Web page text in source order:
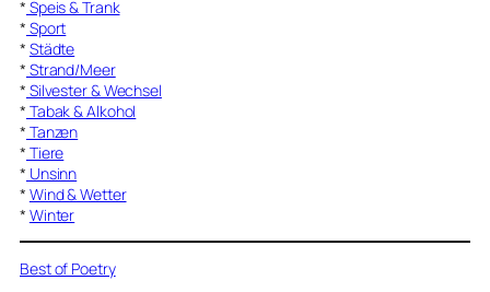
* Speis & Trank
* Sport
* Städte
* Strand/Meer
* Silvester & Wechsel
* Tabak & Alkohol
* Tanzen
* Tiere
* Unsinn
* Wind & Wetter
* Winter
Best of Poetry